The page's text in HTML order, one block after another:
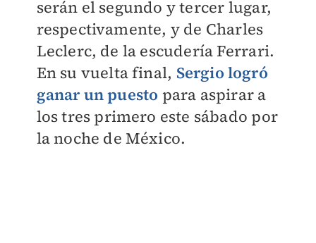
serán el segundo y tercer lugar,
respectivamente, y de Charles
Leclerc, de la escudería Ferrari.
En su vuelta final, Sergio logró
ganar un puesto para aspirar a
los tres primero este sábado por
la noche de México.